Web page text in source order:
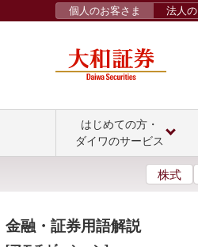
個人のお客さま 法人
はじめての方・
ダイワのサービス
株式
金融・証券用語解説